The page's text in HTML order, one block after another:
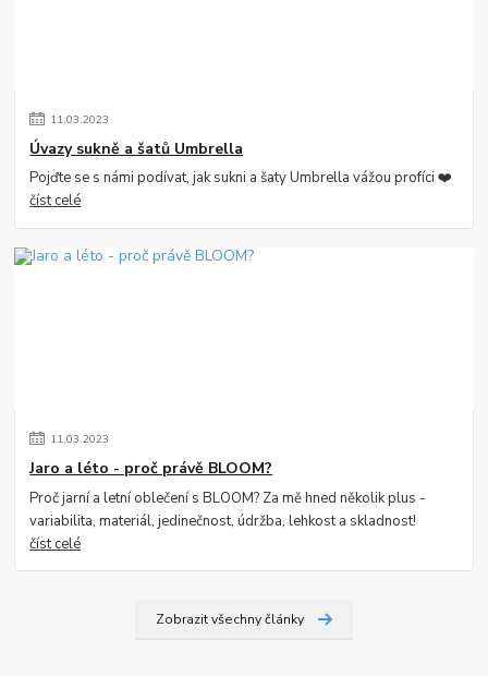
11.03.2023
Úvazy sukně a šatů Umbrella
Pojďte se s námi podívat, jak sukni a šaty Umbrella vážou profíci ❤️
číst celé
11.03.2023
Jaro a léto - proč právě BLOOM?
Proč jarní a letní oblečení s BLOOM? Za mě hned několik plus -
variabilita, materiál, jedinečnost, údržba, lehkost a skladnost!
číst celé
Zobrazit všechny články